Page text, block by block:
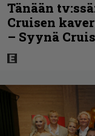
Tänään
Cruisen
– Syynä